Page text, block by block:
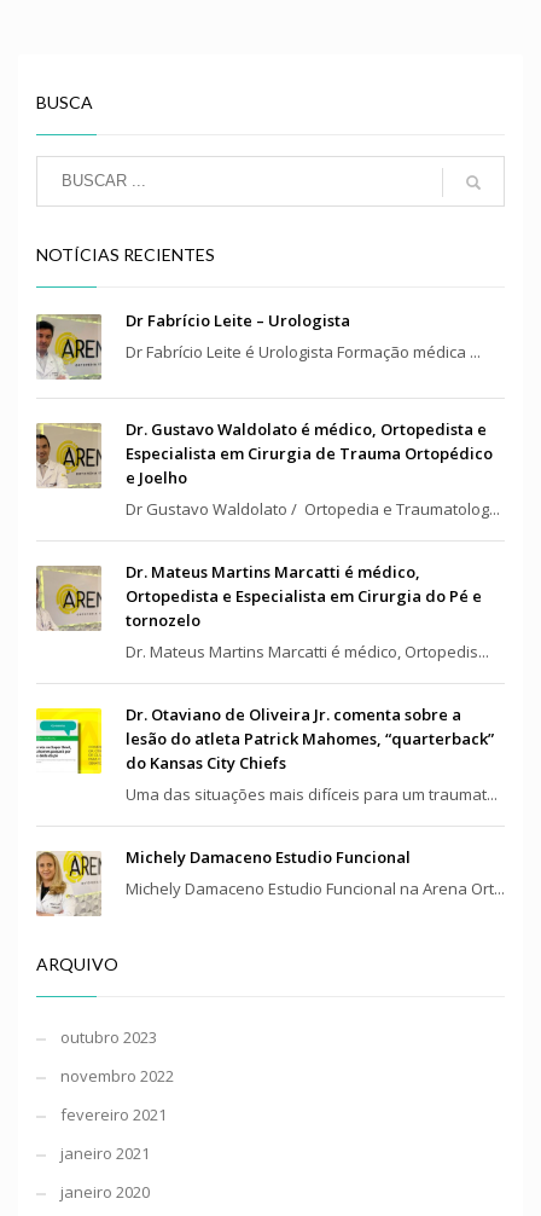
BUSCA
NOTÍCIAS RECIENTES
Dr Fabrício Leite – Urologista
Dr Fabrício Leite é Urologista Formação médica ...
Dr. Gustavo Waldolato é médico, Ortopedista e
Especialista em Cirurgia de Trauma Ortopédico
e Joelho
Dr Gustavo Waldolato / Ortopedia e Traumatolog...
Dr. Mateus Martins Marcatti é médico,
Ortopedista e Especialista em Cirurgia do Pé e
tornozelo
Dr. Mateus Martins Marcatti é médico, Ortopedis...
Dr. Otaviano de Oliveira Jr. comenta sobre a
lesão do atleta Patrick Mahomes, “quarterback”
do Kansas City Chiefs
Uma das situações mais difíceis para um traumat...
Michely Damaceno Estudio Funcional
Michely Damaceno Estudio Funcional na Arena Ort...
ARQUIVO
outubro 2023
novembro 2022
fevereiro 2021
janeiro 2021
janeiro 2020